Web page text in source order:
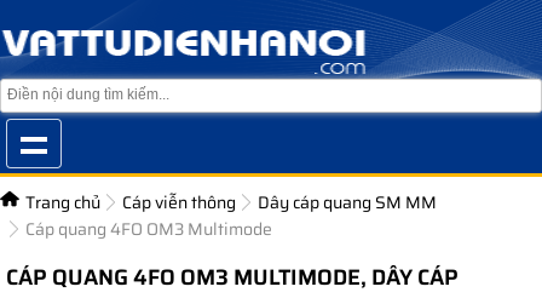
Trang chủ Cáp viễn thông
Dây cáp quang SM MM
Cáp quang 4FO OM3 Multimode
CÁP QUANG 4FO OM3 MULTIMODE, DÂY CÁP